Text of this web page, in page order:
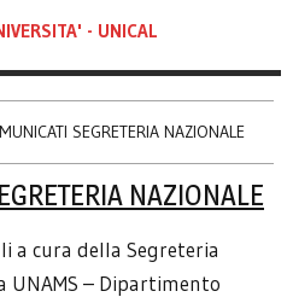
SEGRETERIA NAZIONALE
NAZIONALE
a cura della Segreteria
UNAMS – Dipartimento
- UNICAL